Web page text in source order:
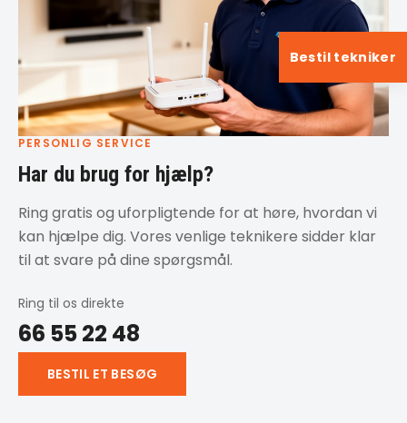
PERSONLIG SERVICE
Har du brug for hjælp?
Ring gratis og uforpligtende for at høre, hvordan vi
kan hjælpe dig. Vores venlige teknikere sidder klar
til at svare på dine spørgsmål.
Ring til os direkte
66 55 22 48
BESTIL ET BESØG
Bestil tekniker